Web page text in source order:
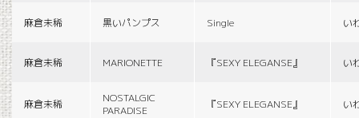
麻倉未稀 黒いパンプス Single い
麻倉未稀 MARIONETTE 『SEXY ELEGANSE』 い
麻倉未稀
NOSTALGIC
PARADISE
『SEXY ELEGANSE』 い